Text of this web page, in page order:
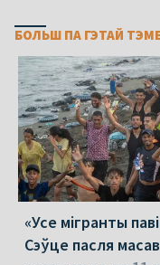
БОЛЬШ ПА ГЭТАЙ
«Усе мігранты
Сэўце пасля